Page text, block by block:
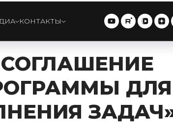
КОНТАКТЫ